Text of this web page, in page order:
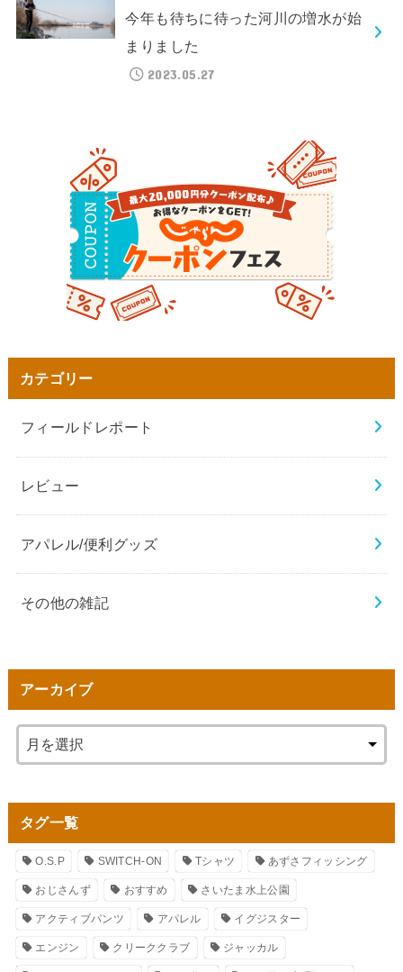
今年も待ちに待った河川の増水が始
まりました
2023.05.27
カテゴリー
フィールドレポート
レビュー
アパレル/便利グッズ
その他の雑記
アーカイブ
タグ一覧
O.S.P SWITCH-ON Tシャツ あずさフィッシング
おじさんず おすすめ さいたま水上公園
アクティブパンツ アパレル イグジスター
エンジン クリーククラブ ジャッカル